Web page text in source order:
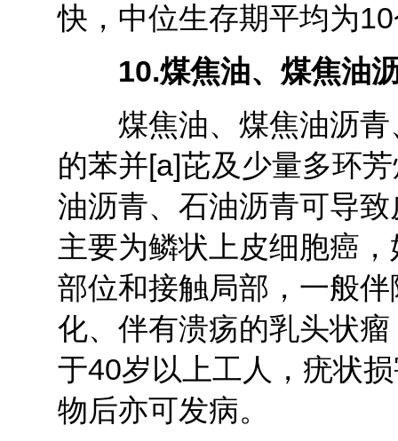
快，中位生存期平均为
10.煤焦油、煤焦油
煤焦油、煤焦油沥青
的苯并[a]芘及少量多环
油沥青、石油沥青可导
主要为鳞状上皮细胞癌
部位和接触局部，一般
化、伴有溃疡的乳头状
于40岁以上工人，疣状
物后亦可发病。